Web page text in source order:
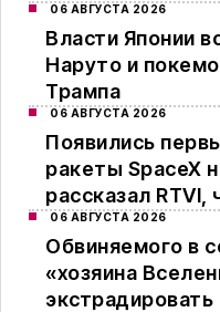
06 АВГУСТА 2026
Власти Японии
Наруто и
Трампа
06 АВГУСТА 2026
Появились
ракеты SpaceX
рассказал
06 АВГУСТА 2026
Обвиняемого в
«хозяина